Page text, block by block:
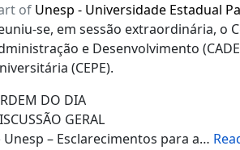
of Unesp - Universidade Estadual
se, em sessão extraordinária, o
e Desenvolvimento
(CEPE).
DO DIA
GERAL
Unesp – Esclarecimentos para a…